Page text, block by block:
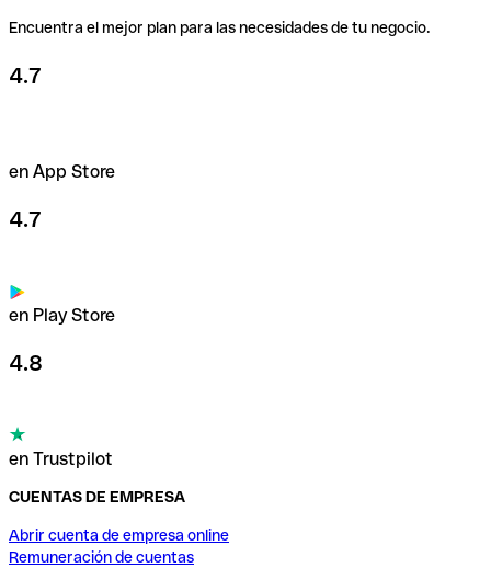
Encuentra el mejor plan para las necesidades de tu negocio.
4.7
en App Store
4.7
en Play Store
4.8
en Trustpilot
CUENTAS DE EMPRESA
Abrir cuenta de empresa online
Remuneración de cuentas